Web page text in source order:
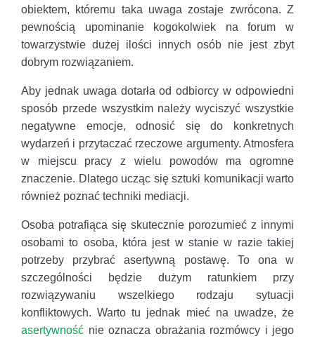
obiektem, któremu taka uwaga zostaje zwrócona. Z
pewnością upominanie kogokolwiek na forum w
towarzystwie dużej ilości innych osób nie jest zbyt
dobrym rozwiązaniem.
Aby jednak uwaga dotarła od odbiorcy w odpowiedni
sposób przede wszystkim należy wyciszyć wszystkie
negatywne emocje, odnosić się do konkretnych
wydarzeń i przytaczać rzeczowe argumenty. Atmosfera
w miejscu pracy z wielu powodów ma ogromne
znaczenie. Dlatego ucząc się sztuki komunikacji warto
również poznać techniki mediacji.
Osoba potrafiąca się skutecznie porozumieć z innymi
osobami to osoba, która jest w stanie w razie takiej
potrzeby przybrać asertywną postawę. To ona w
szczególności będzie dużym ratunkiem przy
rozwiązywaniu wszelkiego rodzaju sytuacji
konfliktowych. Warto tu jednak mieć na uwadze, że
asertywność nie oznacza obrażania rozmówcy i jego